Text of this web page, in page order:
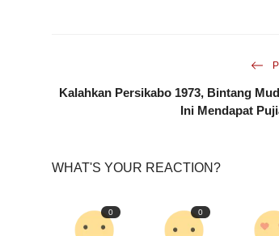
Kalahkan Persikabo 1973, Bintang
Ini Mendapat
WHAT'S YOUR REACTION?
0 0